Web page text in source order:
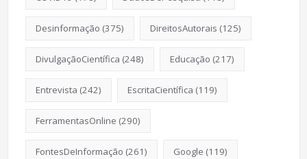
Desinformação (375) DireitosAutorais (125)
DivulgaçãoCientífica (248) Educação (217)
Entrevista (242) EscritaCientífica (119)
FerramentasOnline (290)
FontesDeInformação (261) Google (119)